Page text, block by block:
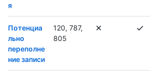
я
Потенциа
льно
переполне
ние записи
120, 787,
805